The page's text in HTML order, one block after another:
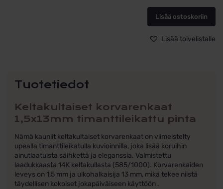
pinta
määrä
Lisää ostoskoriin
Lisää toivelistalle
Tuotetiedot
Keltakultaiset korvarenkaat
1,5x13mm timanttileikattu pinta
Nämä kauniit keltakultaiset korvarenkaat on viimeistelty
upealla timanttileikatulla kuvioinnilla, joka lisää koruihin
ainutlaatuista säihkettä ja eleganssia. Valmistettu
laadukkaasta 14K keltakullasta (585/1000). Korvarenkaiden
leveys on 1,5 mm ja ulkohalkaisija 13 mm, mikä tekee niistä
täydellisen kokoiset jokapäiväiseen käyttöön .